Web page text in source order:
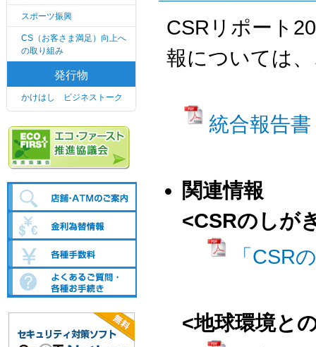
スポーツ振興
CS（お客さま満足）向上へ
の取り組み
発行物
かけはし ビジネストーク
CSRリポート
報については
統合報告
関連情報
<CSRのしが
「CSR
<地球環境と